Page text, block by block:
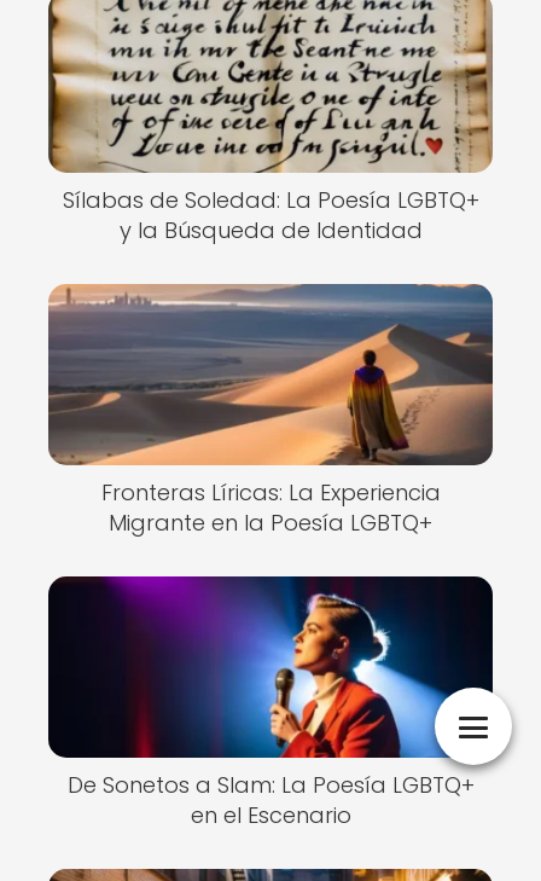
Sílabas de Soledad: La Poesía LGBTQ+
y la Búsqueda de Identidad
Fronteras Líricas: La Experiencia
Migrante en la Poesía LGBTQ+
De Sonetos a Slam: La Poesía LGBTQ+
en el Escenario